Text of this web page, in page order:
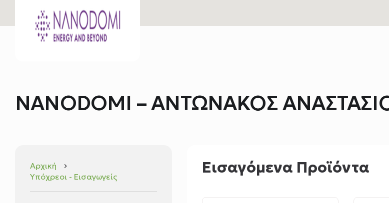
NANODOMI – ΑΝΤΩΝΑΚΟΣ
Αρχική keyboard_arrow_right
Υπόχρεοι - Εισαγωγείς Εισαγόμενα Προϊόντα